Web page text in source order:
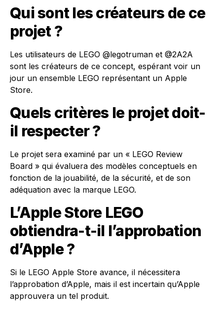
Qui sont les créateurs de ce
projet ?
Les utilisateurs de LEGO @legotruman et @2A2A
sont les créateurs de ce concept, espérant voir un
jour un ensemble LEGO représentant un Apple
Store.
Quels critères le projet doit-
il respecter ?
Le projet sera examiné par un « LEGO Review
Board » qui évaluera des modèles conceptuels en
fonction de la jouabilité, de la sécurité, et de son
adéquation avec la marque LEGO.
L’Apple Store LEGO
obtiendra-t-il l’approbation
d’Apple ?
Si le LEGO Apple Store avance, il nécessitera
l’approbation d’Apple, mais il est incertain qu’Apple
approuvera un tel produit.